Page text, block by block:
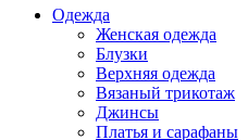
Одежда
Женская одежда
Блузки
Верхняя одежда
Вязаный трикотаж
Джинсы
Платья и сарафаны